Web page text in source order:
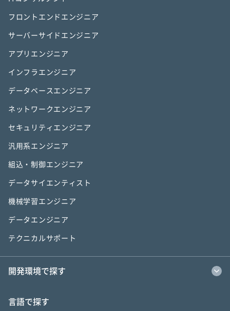
フロントエンドエンジニア
サーバーサイドエンジニア
アプリエンジニア
インフラエンジニア
データベースエンジニア
ネットワークエンジニア
セキュリティエンジニア
汎用系エンジニア
組込・制御エンジニア
データサイエンティスト
機械学習エンジニア
データエンジニア
テクニカルサポート
開発環境で探す
言語で探す